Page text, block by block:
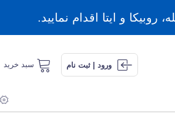
و ایتا اقدام نمایید.
ورود | ثبت نام سبد خرید